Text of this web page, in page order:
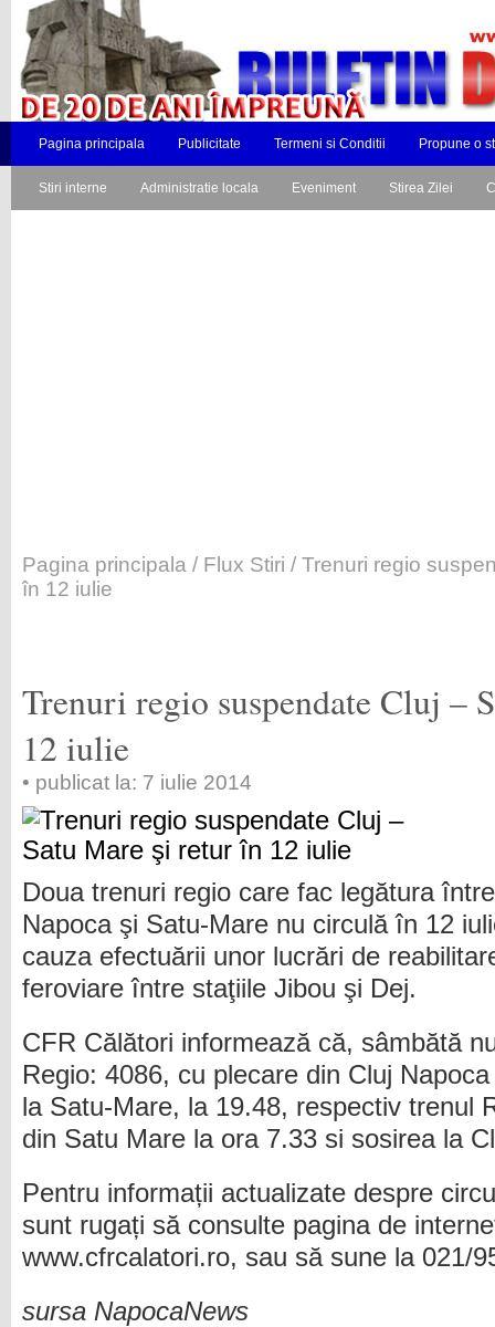
Pagina principala Publicitate Termeni si Conditii Propune o
Stiri interne Administratie locala Eveniment Stirea Zilei
Pagina principala / Flux Stiri / Trenuri regio
în 12 iulie
Trenuri regio suspendate Cluj –
12 iulie
• publicat la: 7 iulie 2014
Doua trenuri regio care fac legătura
Napoca şi Satu-Mare nu circulă în 12
cauza efectuării unor lucrări de
feroviare între staţiile Jibou şi Dej.
CFR Călători informează că, sâmbătă
Regio: 4086, cu plecare din Cluj
la Satu-Mare, la 19.48, respectiv trenul
din Satu Mare la ora 7.33 si sosirea la
Pentru informații actualizate despre
sunt rugați să consulte pagina de
www.cfrcalatori.ro, sau să sune la 021/
sursa NapocaNews